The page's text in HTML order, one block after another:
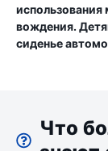
вождения.
сиденье
Что